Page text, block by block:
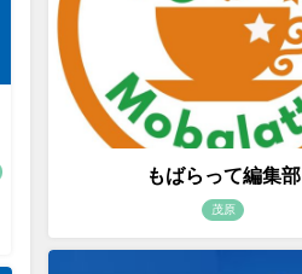
もばらって編集部
茂原